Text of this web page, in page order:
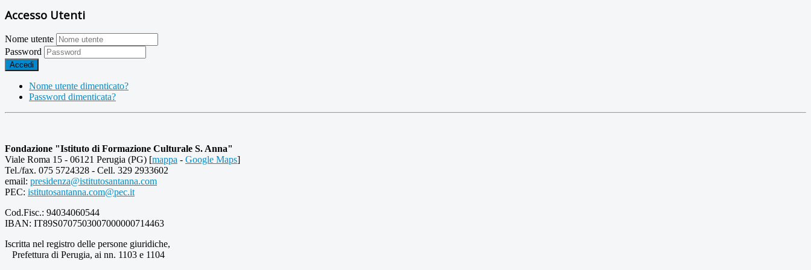
Accesso Utenti
Nome utente
Password
Accedi
Nome utente dimenticato?
Password dimenticata?
Fondazione "Istituto di Formazione Culturale S. Anna"
Viale Roma 15 - 06121 Perugia (PG) [mappa - Google Maps]
Tel./fax. 075 5724328 - Cell. 329 2933602
email: presidenza@istitutosantanna.com
PEC: istitutosantanna.com@pec.it
Cod.Fisc.: 94034060544
IBAN: IT89S0707503007000000714463
Iscritta nel registro delle persone giuridiche,
Prefettura di Perugia, ai nn. 1103 e 1104